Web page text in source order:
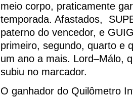
meio corpo, praticamente
temporada. Afastados,
paterno do vencedor, e
primeiro, segundo, quarto e
um ano a mais. Lord–Málo,
subiu no marcador.
O ganhador do Quilômetro